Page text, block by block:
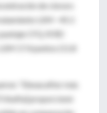
de cloruro
LSM −45.1
CFQ-R RD
17.4 puntos (11.8
“Elexacaftor más
proporcionó